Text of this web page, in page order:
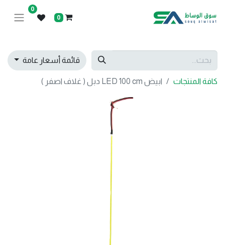
0
0
قائمة أسعار عامة
كافة المنتجات ابيض LED 100 cm دبل ( غلاف اصفر )